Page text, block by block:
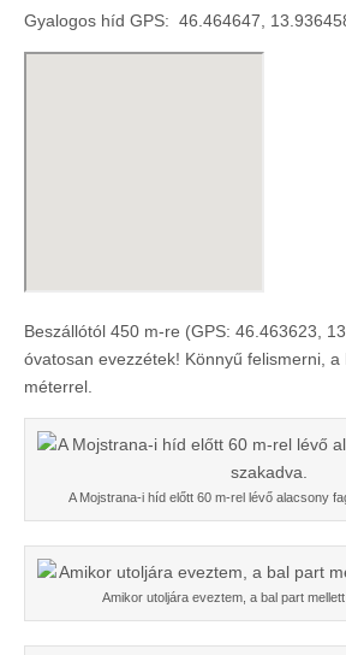
Gyalogos híd GPS: 46.464647,
Beszállótól 450 m-re (GPS: 46.463623,
óvatosan evezzétek! Könnyű felismerni,
méterrel.
A Mojstrana-i híd előtt 60 m-rel lévő alacsony
Amikor utoljára eveztem, a bal part